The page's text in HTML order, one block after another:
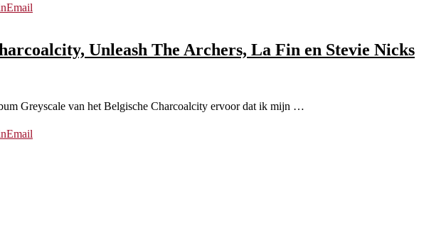
Email
Unleash The Archers, La Fin en Stevie Nicks
Greyscale van het Belgische Charcoalcity ervoor dat ik mijn …
Email